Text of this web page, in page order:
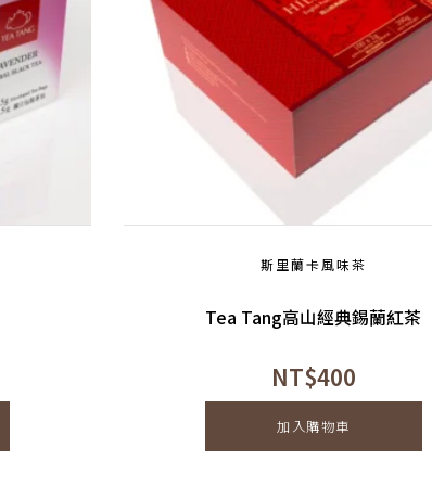
斯里蘭卡風味茶
Tea Tang高山經典錫蘭紅茶
NT$400
加入購物車